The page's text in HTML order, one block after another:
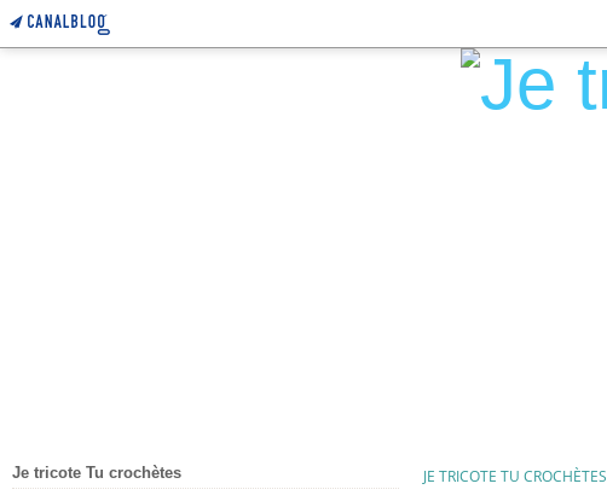
Je tricote Tu crochètes JE TRICOTE TU CROCHÈTES